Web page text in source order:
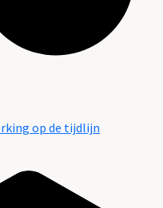
op de tijdlijn